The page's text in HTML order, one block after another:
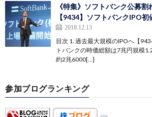
《特集》ソフトバンク公募割
【9434】ソフトバンクIPO
2018.12.13
目次 1. 過去最大規模のIPOへ【
トバンクの時価総額は7兆円規模
約2兆6000[…]
参加ブログランキング